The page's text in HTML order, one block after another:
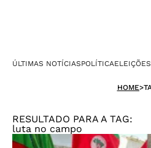
ÚLTIMAS NOTÍCIASPOLÍTICA
HOME>
RESULTADO PARA A TAG:
luta no campo